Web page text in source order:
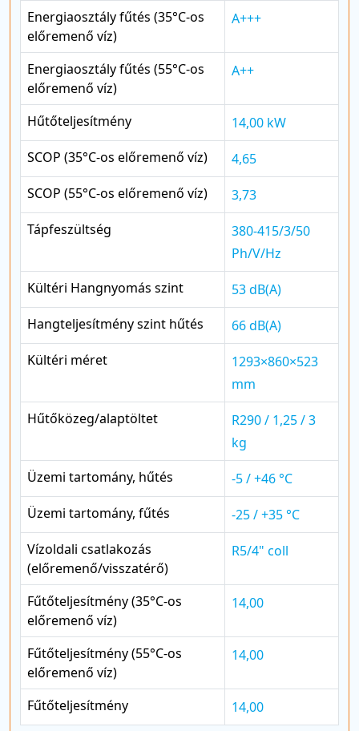
Energiaosztály fűtés (35°C-os
előremenő víz)
A+++
Energiaosztály fűtés (55°C-os
előremenő víz)
A++
Hűtőteljesítmény
14,00 kW
SCOP (35°C-os előremenő víz)
4,65
SCOP (55°C-os előremenő víz)
3,73
Tápfeszültség
380-415/3/50
Ph/V/Hz
Kültéri Hangnyomás szint
53 dB(A)
Hangteljesítmény szint hűtés
66 dB(A)
Kültéri méret
1293×860×523
mm
Hűtőközeg/alaptöltet
R290 / 1,25 / 3
kg
Üzemi tartomány, hűtés
-5 / +46 °C
Üzemi tartomány, fűtés
-25 / +35 °C
Vízoldali csatlakozás
(előremenő/visszatérő)
R5/4" coll
Fűtőteljesítmény (35°C-os
előremenő víz)
14,00
Fűtőteljesítmény (55°C-os
előremenő víz)
14,00
Fűtőteljesítmény 14,00